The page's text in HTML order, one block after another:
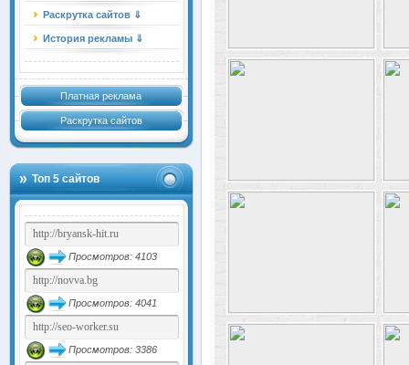
Раскрутка сайтов ⇓
История рекламы ⇓
Платная реклама
Раскрутка сайтов
Топ 5 сайтов
Просмотров: 4103
Просмотров: 4041
Просмотров: 3386